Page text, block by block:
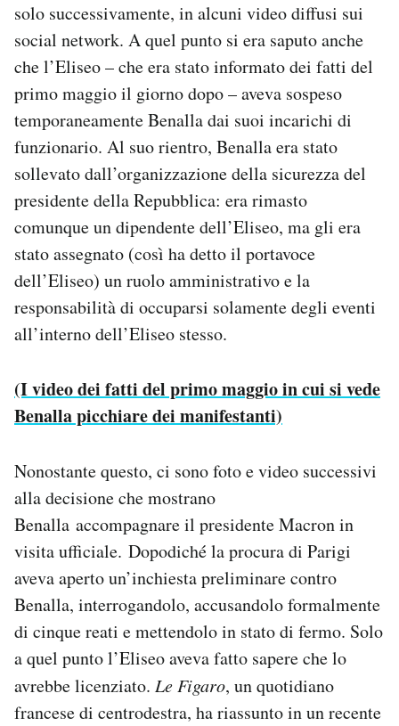
solo successivamente, in alcuni video diffusi sui
social network. A quel punto si era saputo anche
che l’Eliseo – che era stato informato dei fatti del
primo maggio il giorno dopo – aveva sospeso
temporaneamente Benalla dai suoi incarichi di
funzionario. Al suo rientro, Benalla era stato
sollevato dall’organizzazione della sicurezza del
presidente della Repubblica: era rimasto
comunque un dipendente dell’Eliseo, ma gli era
stato assegnato (così ha detto il portavoce
dell’Eliseo) un ruolo amministrativo e la
responsabilità di occuparsi solamente degli eventi
all’interno dell’Eliseo stesso.
(I video dei fatti del primo maggio in cui si vede
Benalla picchiare dei manifestanti)
Nonostante questo, ci sono foto e video successivi
alla decisione che mostrano
Benalla accompagnare il presidente Macron in
visita ufficiale. Dopodiché la procura di Parigi
aveva aperto un’inchiesta preliminare contro
Benalla, interrogandolo, accusandolo formalmente
di cinque reati e mettendolo in stato di fermo. Solo
a quel punto l’Eliseo aveva fatto sapere che lo
avrebbe licenziato. Le Figaro, un quotidiano
francese di centrodestra, ha riassunto in un recente